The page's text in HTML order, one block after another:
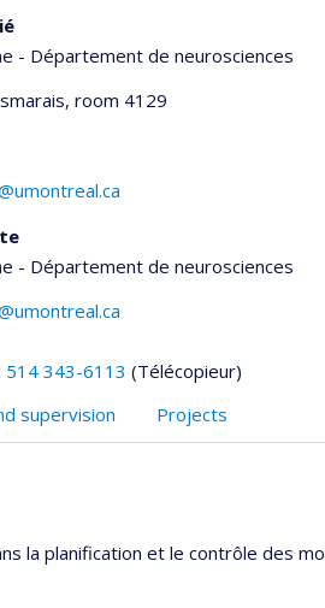
- Département de neurosciences
, room 4129
- Département de neurosciences
514 343-6113 (Télécopieur)
supervision Projects
la planification et le contrôle des